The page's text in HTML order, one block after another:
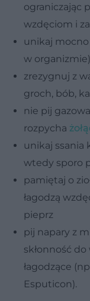
ograniczając
wzdęciom i
unikaj
w organizmie)
zrezygnuj z
groch, bób,
nie pij
rozpycha
unikaj ssania
wtedy sporo
pamiętaj o
łagodzą
pieprz
pij napary z
skłonność
łagodzące
Esputicon).